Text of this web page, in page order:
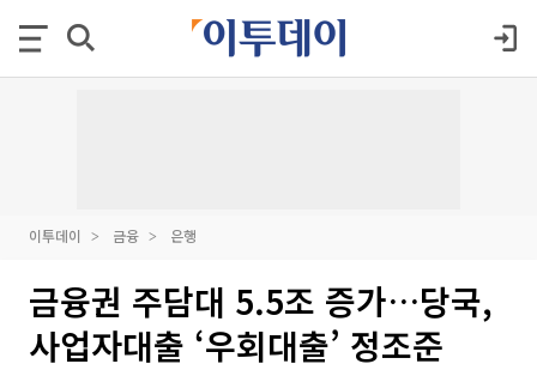
이투데이 금융 은행
금융권 주담대 5.5조 증가…당국,
사업자대출 ‘우회대출’ 정조준